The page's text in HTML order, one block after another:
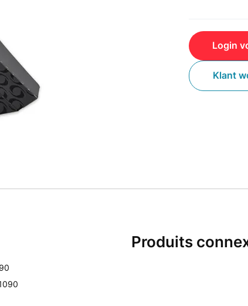
Login
Klant
Produits